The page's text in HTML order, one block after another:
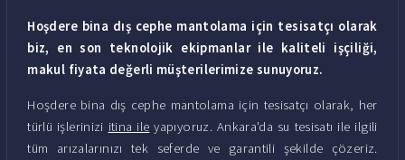
Hoşdere bina dış cephe mantolama için tesisatçı olarak
biz, en son teknolojik ekipmanlar ile kaliteli işçiliği,
makul fiyata değerli müşterilerimize sunuyoruz.
Hoşdere bina dış cephe mantolama için tesisatçı olarak, her
türlü işlerinizi itina ile yapıyoruz. Ankara'da su tesisatı ile ilgili
tüm arızalarınızı tek seferde ve garantili şekilde çözeriz.